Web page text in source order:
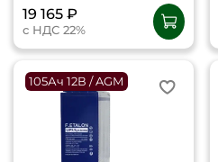
19 165 ₽
с НДС 22%
105Ач 12В / AGM